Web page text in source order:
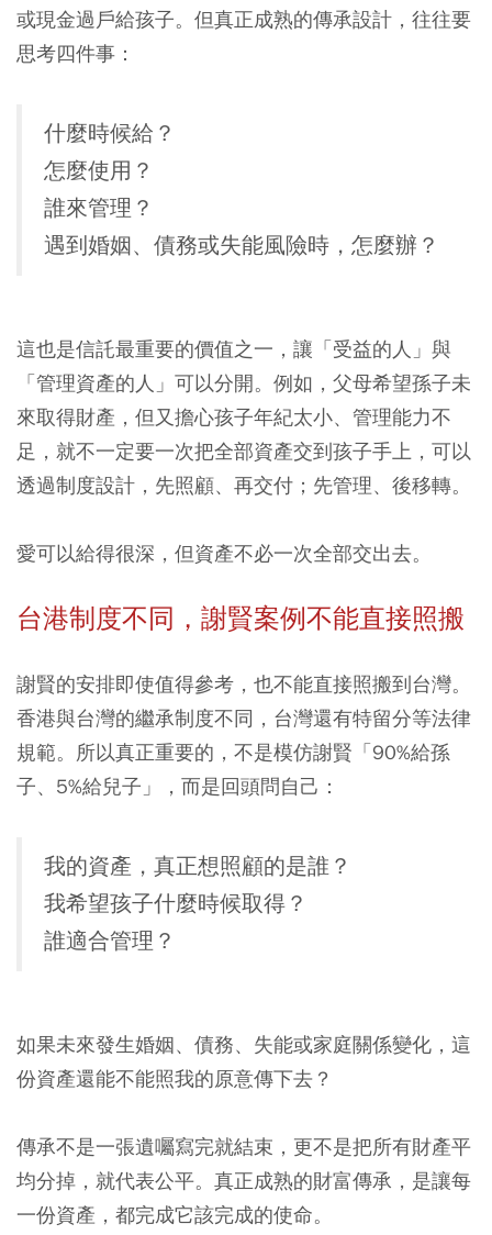
或現金過戶給孩子。但真正成熟的傳承設計，往往要
思考四件事：
什麼時候給？
怎麼使用？
誰來管理？
遇到婚姻、債務或失能風險時，怎麼辦？
這也是信託最重要的價值之一，讓「受益的人」與
「管理資產的人」可以分開。例如，父母希望孫子未
來取得財產，但又擔心孩子年紀太小、管理能力不
足，就不一定要一次把全部資產交到孩子手上，可以
透過制度設計，先照顧、再交付；先管理、後移轉。
愛可以給得很深，但資產不必一次全部交出去。
台港制度不同，謝賢案例不能直接照搬
謝賢的安排即使值得參考，也不能直接照搬到台灣。
香港與台灣的繼承制度不同，台灣還有特留分等法律
規範。所以真正重要的，不是模仿謝賢「90%給孫
子、5%給兒子」，而是回頭問自己：
我的資產，真正想照顧的是誰？
我希望孩子什麼時候取得？
誰適合管理？
如果未來發生婚姻、債務、失能或家庭關係變化，這
份資產還能不能照我的原意傳下去？
傳承不是一張遺囑寫完就結束，更不是把所有財產平
均分掉，就代表公平。真正成熟的財富傳承，是讓每
一份資產，都完成它該完成的使命。